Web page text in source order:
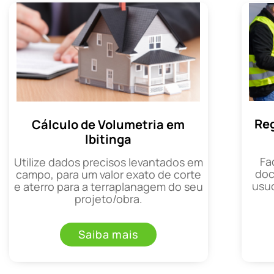
Cálculo de Volumetria em
Ibitinga
Utilize dados precisos levantados em
campo, para um valor exato de corte
e aterro para a terraplanagem do seu
projeto/obra.
Saiba mais